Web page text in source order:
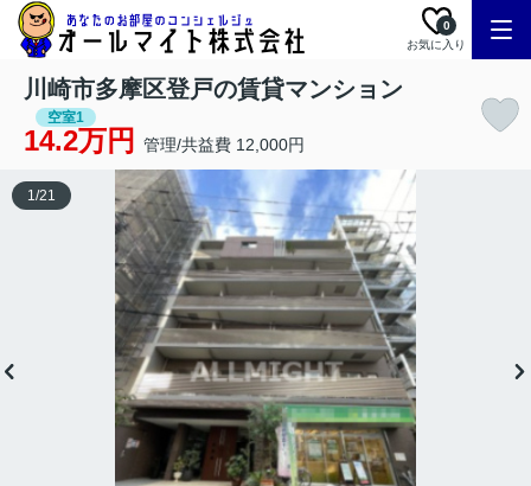
お気に入り
0
川崎市多摩区登戸の賃貸マンション
空室1
14.2万円 管理/共益費 12,000円
1/21